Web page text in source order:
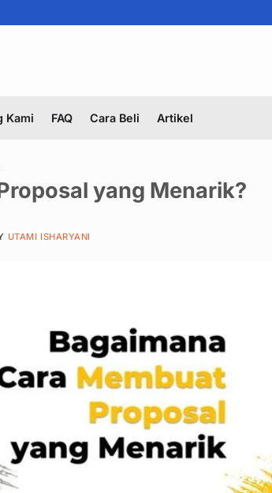
Kami FAQ Cara Beli Artikel
yang Menarik?
UTAMI ISHARYANI